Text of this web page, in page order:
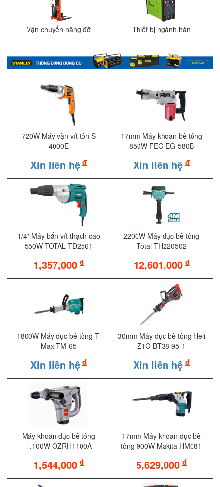
Vận chuyển nâng đỡ Thiết bị ngành hàn
720W Máy vặn vít tôn S
4000E
Xin liên hệ đ
17mm Máy khoan bê tông
850W FEG EG-580B
Xin liên hệ đ
1/4" Máy bắn vít thạch cao
550W TOTAL TD2561
1,357,000 đ
2200W Máy đục bê tông
Total TH220502
12,601,000 đ
1800W Máy đục bê tông T-
Max TM-65
Xin liên hệ đ
30mm Máy đục bê tông Heli
Z1G BT38 95-1
Xin liên hệ đ
Máy khoan đục bê tông
1.100W OZRH1100A
1,544,000 đ
17mm Máy khoan đục bê
tông 900W Makita HM081
5,629,000 đ